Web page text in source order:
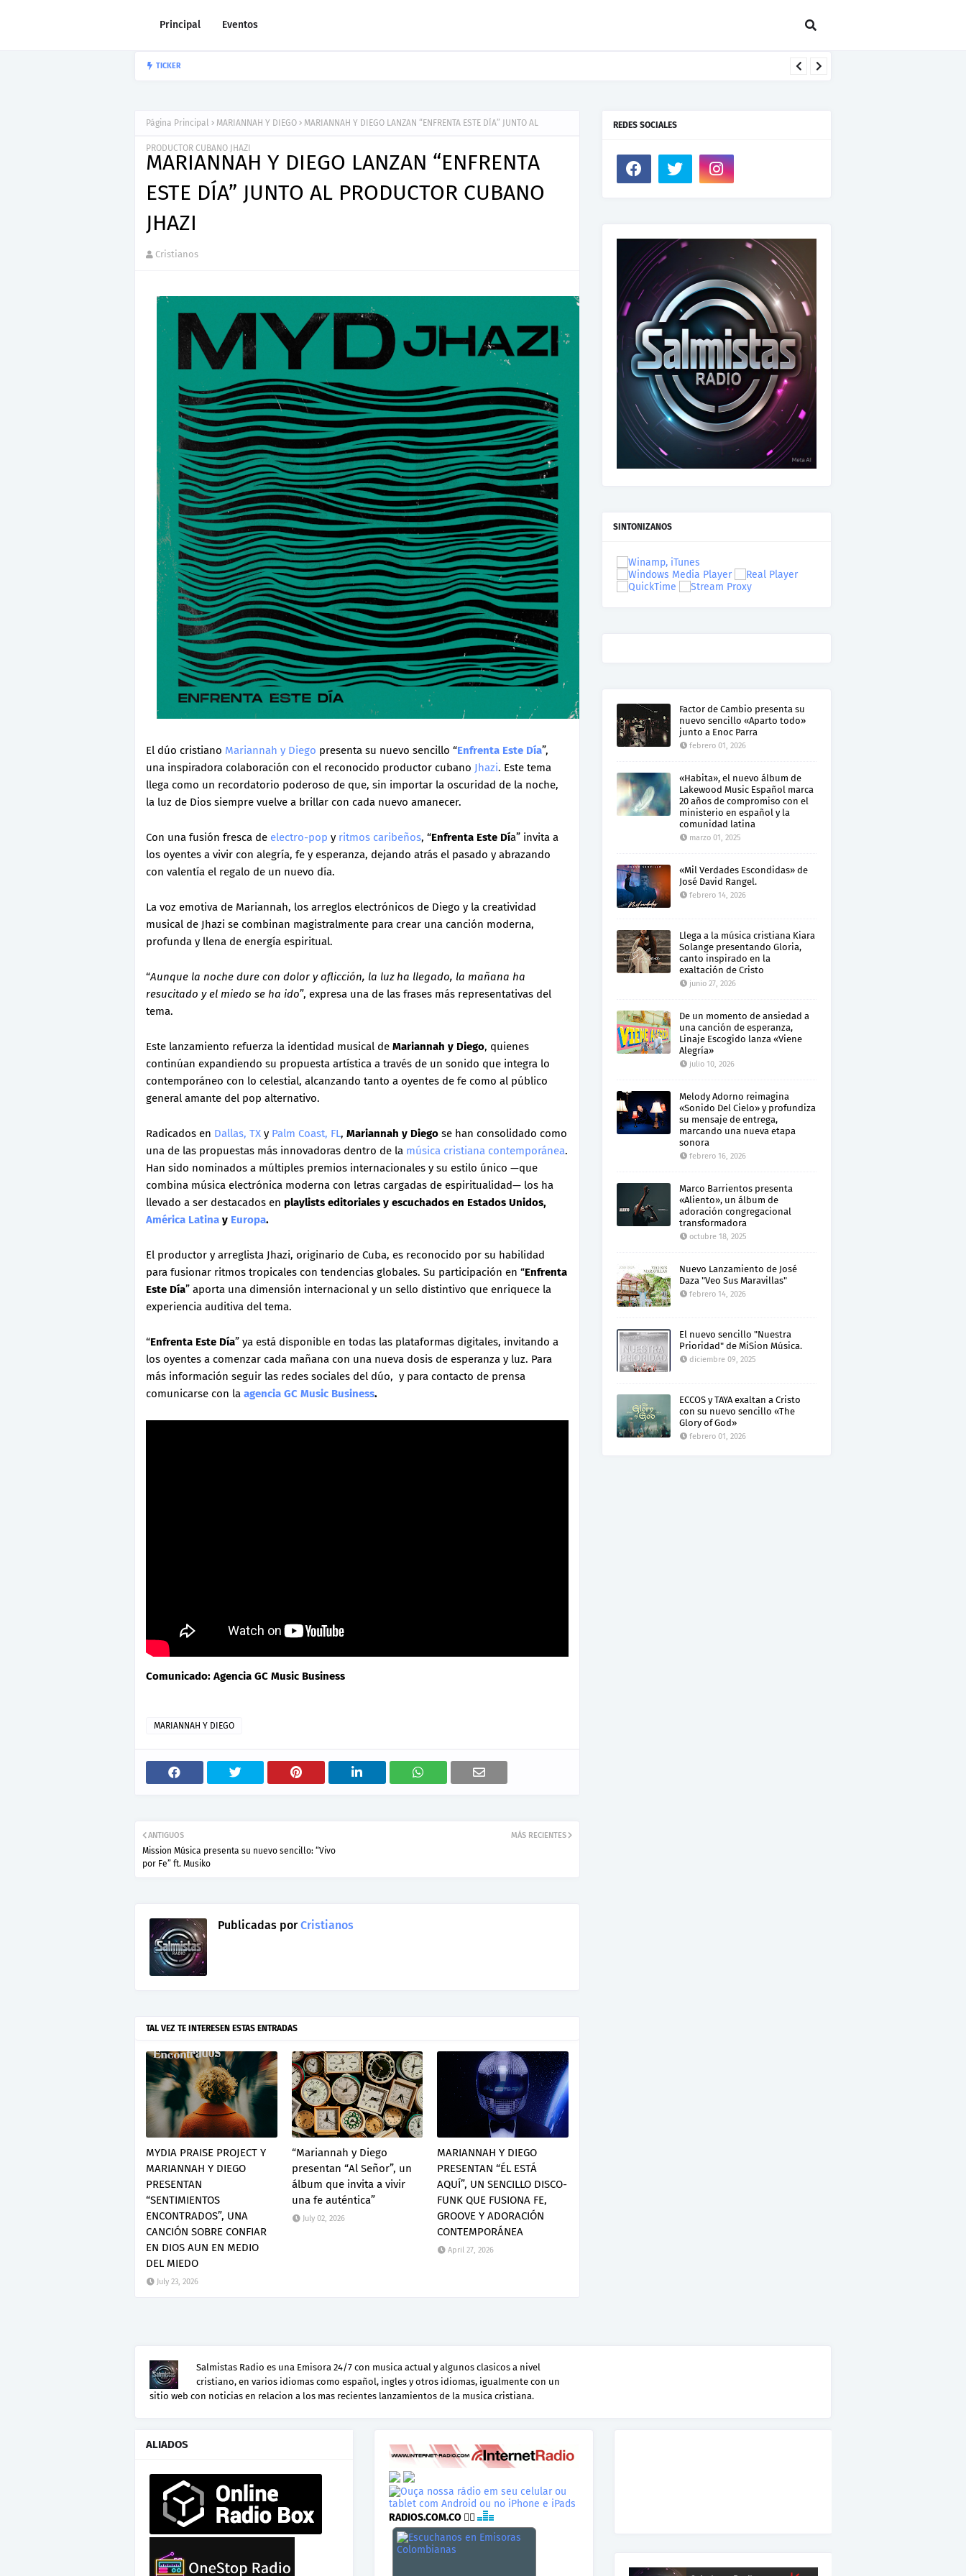
Principal Eventos
TICKER
Página Principal MARIANNAH Y DIEGO MARIANNAH Y DIEGO LANZAN “ENFRENTA ESTE DÍA” JUNTO AL
PRODUCTOR CUBANO JHAZI
MARIANNAH Y DIEGO LANZAN “ENFRENTA
ESTE DÍA” JUNTO AL PRODUCTOR CUBANO
JHAZI
Cristianos
El dúo cristiano Mariannah y Diego presenta su nuevo sencillo “Enfrenta Este Día”,
una inspiradora colaboración con el reconocido productor cubano Jhazi. Este tema
llega como un recordatorio poderoso de que, sin importar la oscuridad de la noche,
la luz de Dios siempre vuelve a brillar con cada nuevo amanecer.
Con una fusión fresca de electro-pop y ritmos caribeños, “Enfrenta Este Día” invita a
los oyentes a vivir con alegría, fe y esperanza, dejando atrás el pasado y abrazando
con valentía el regalo de un nuevo día.
La voz emotiva de Mariannah, los arreglos electrónicos de Diego y la creatividad
musical de Jhazi se combinan magistralmente para crear una canción moderna,
profunda y llena de energía espiritual.
“Aunque la noche dure con dolor y aflicción, la luz ha llegado, la mañana ha
resucitado y el miedo se ha ido”, expresa una de las frases más representativas del
tema.
Este lanzamiento refuerza la identidad musical de Mariannah y Diego, quienes
continúan expandiendo su propuesta artística a través de un sonido que integra lo
contemporáneo con lo celestial, alcanzando tanto a oyentes de fe como al público
general amante del pop alternativo.
Radicados en Dallas, TX y Palm Coast, FL, Mariannah y Diego se han consolidado como
una de las propuestas más innovadoras dentro de la música cristiana contemporánea.
Han sido nominados a múltiples premios internacionales y su estilo único —que
combina música electrónica moderna con letras cargadas de espiritualidad— los ha
llevado a ser destacados en playlists editoriales y escuchados en Estados Unidos,
América Latina y Europa.
El productor y arreglista Jhazi, originario de Cuba, es reconocido por su habilidad
para fusionar ritmos tropicales con tendencias globales. Su participación en “Enfrenta
Este Día” aporta una dimensión internacional y un sello distintivo que enriquece la
experiencia auditiva del tema.
“Enfrenta Este Día” ya está disponible en todas las plataformas digitales, invitando a
los oyentes a comenzar cada mañana con una nueva dosis de esperanza y luz. Para
más información seguir las redes sociales del dúo, y para contacto de prensa
comunicarse con la agencia GC Music Business.
Comunicado: Agencia GC Music Business
MARIANNAH Y DIEGO
MÁS RECIENTES
ANTIGUOS
Mission Música presenta su nuevo sencillo: “Vivo
por Fe” ft. Musiko
Publicadas porCristianos
TAL VEZ TE INTERESEN ESTAS ENTRADAS
MYDIA PRAISE PROJECT Y
MARIANNAH Y DIEGO
PRESENTAN
“SENTIMIENTOS
ENCONTRADOS”, UNA
CANCIÓN SOBRE CONFIAR
EN DIOS AUN EN MEDIO
DEL MIEDO
July 23, 2026
“Mariannah y Diego
presentan “Al Señor”, un
álbum que invita a vivir
una fe auténtica”
July 02, 2026
MARIANNAH Y DIEGO
PRESENTAN “ÉL ESTÁ
AQUÍ”, UN SENCILLO DISCO-
FUNK QUE FUSIONA FE,
GROOVE Y ADORACIÓN
CONTEMPORÁNEA
April 27, 2026
REDES SOCIALES
SINTONIZANOS
Factor de Cambio presenta su
nuevo sencillo «Aparto todo»
junto a Enoc Parra
febrero 01, 2026
«Habita», el nuevo álbum de
Lakewood Music Español marca
20 años de compromiso con el
ministerio en español y la
comunidad latina
marzo 01, 2025
«Mil Verdades Escondidas» de
José David Rangel.
febrero 14, 2026
Llega a la música cristiana Kiara
Solange presentando Gloria,
canto inspirado en la
exaltación de Cristo
junio 27, 2026
De un momento de ansiedad a
una canción de esperanza,
Linaje Escogido lanza «Viene
Alegría»
julio 10, 2026
Melody Adorno reimagina
«Sonido Del Cielo» y profundiza
su mensaje de entrega,
marcando una nueva etapa
sonora
febrero 16, 2026
Marco Barrientos presenta
«Aliento», un álbum de
adoración congregacional
transformadora
octubre 18, 2025
Nuevo Lanzamiento de José
Daza "Veo Sus Maravillas"
febrero 14, 2026
El nuevo sencillo "Nuestra
Prioridad" de MiSion Música.
diciembre 09, 2025
ECCOS y TAYA exaltan a Cristo
con su nuevo sencillo «The
Glory of God»
febrero 01, 2026
Salmistas Radio es una Emisora 24/7 con musica actual y algunos clasicos a nivel
cristiano, en varios idiomas como español, ingles y otros idiomas, igualmente con un
sitio web con noticias en relacion a los mas recientes lanzamientos de la musica cristiana.
ALIADOS
RADIOS.COM.CO 👉🏾